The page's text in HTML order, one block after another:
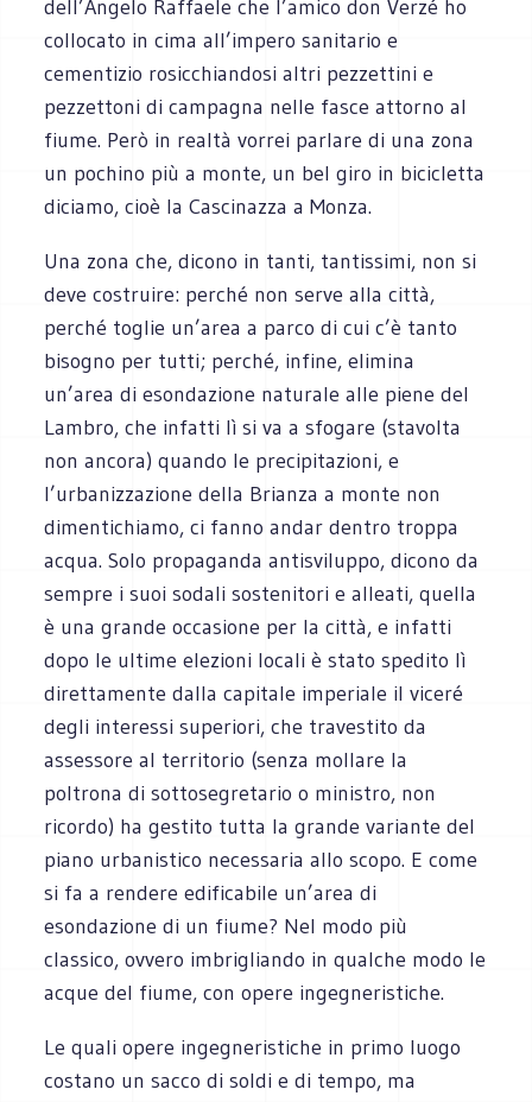
dell’Angelo Raffaele che l’amico don Verzé ho
collocato in cima all’impero sanitario e
cementizio rosicchiandosi altri pezzettini e
pezzettoni di campagna nelle fasce attorno al
fiume. Però in realtà vorrei parlare di una zona
un pochino più a monte, un bel giro in bicicletta
diciamo, cioè la Cascinazza a Monza.
Una zona che, dicono in tanti, tantissimi, non si
deve costruire: perché non serve alla città,
perché toglie un’area a parco di cui c’è tanto
bisogno per tutti; perché, infine, elimina
un’area di esondazione naturale alle piene del
Lambro, che infatti lì si va a sfogare (stavolta
non ancora) quando le precipitazioni, e
l’urbanizzazione della Brianza a monte non
dimentichiamo, ci fanno andar dentro troppa
acqua. Solo propaganda antisviluppo, dicono da
sempre i suoi sodali sostenitori e alleati, quella
è una grande occasione per la città, e infatti
dopo le ultime elezioni locali è stato spedito lì
direttamente dalla capitale imperiale il viceré
degli interessi superiori, che travestito da
assessore al territorio (senza mollare la
poltrona di sottosegretario o ministro, non
ricordo) ha gestito tutta la grande variante del
piano urbanistico necessaria allo scopo. E come
si fa a rendere edificabile un’area di
esondazione di un fiume? Nel modo più
classico, ovvero imbrigliando in qualche modo le
acque del fiume, con opere ingegneristiche.
Le quali opere ingegneristiche in primo luogo
costano un sacco di soldi e di tempo, ma